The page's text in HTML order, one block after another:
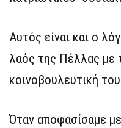
Αυτός είναι και ο
λαός της Πέλλας με
κοινοβουλευτική
Όταν αποφασίσαμε